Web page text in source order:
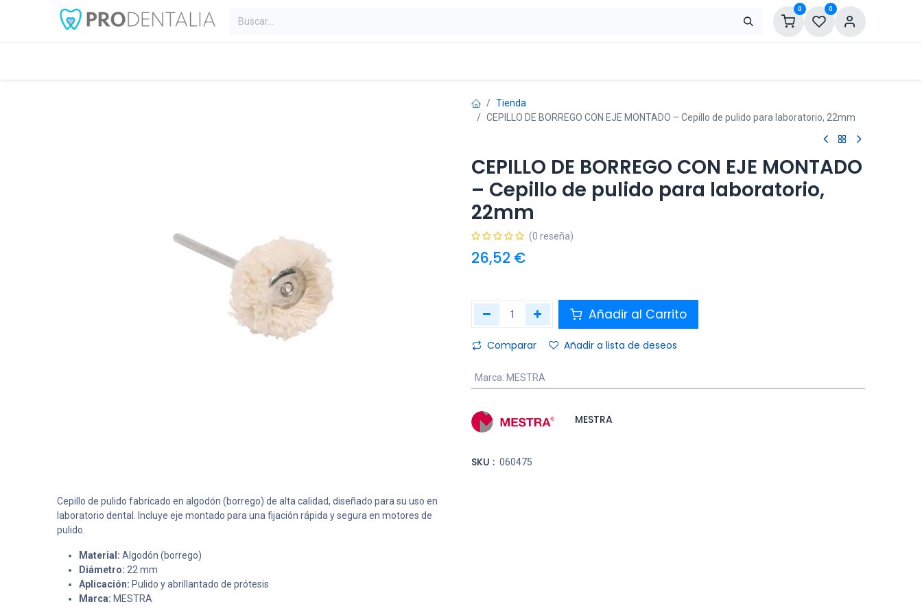
0 0
Cepillo de pulido fabricado en algodón (borrego) de alta calidad, diseñado para su uso en
laboratorio dental. Incluye eje montado para una fijación rápida y segura en motores de
pulido.
Material: Algodón (borrego)
Diámetro: 22 mm
Aplicación: Pulido y abrillantado de prótesis
Marca: MESTRA
Tienda
CEPILLO DE BORREGO CON EJE MONTADO – Cepillo de pulido para laboratorio, 22mm
CEPILLO DE BORREGO CON EJE MONTADO
– Cepillo de pulido para laboratorio,
22mm
(0 reseña)
26,52 €
Añadir al Carrito
Comparar Añadir a lista de deseos
Marca: MESTRA
MESTRA
SKU : 060475